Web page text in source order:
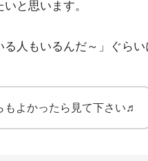
と思います。
る人もいるんだ～」ぐら
もよかったら見て下さい♬